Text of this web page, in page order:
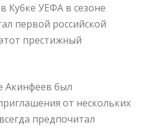
Кубке УЕФА в сезоне
первой российской
престижный
Акинфеев был
от нескольких
предпочитал